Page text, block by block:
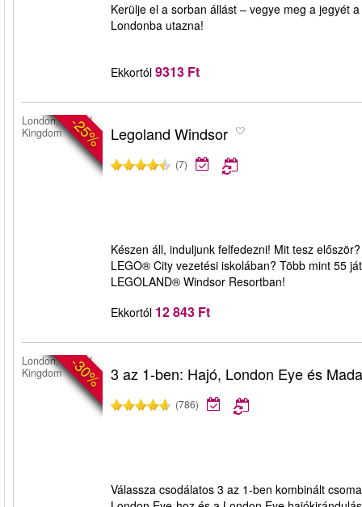
Kerülje el a sorban állást – vegye meg a jegyét
Londonba utazna!
Ekkortól 9313 Ft
-25%
London, United
Kingdom
Legoland Windsor
(7)
Készen áll, induljunk felfedezni! Mit tesz
LEGO® City vezetési iskolában? Több mint 55
LEGOLAND® Windsor Resortban!
Ekkortól 12 843 Ft
-30%
London, United
Kingdom
3 az 1-ben: Hajó, London Eye és
(786)
Válassza csodálatos 3 az 1-ben kombinált